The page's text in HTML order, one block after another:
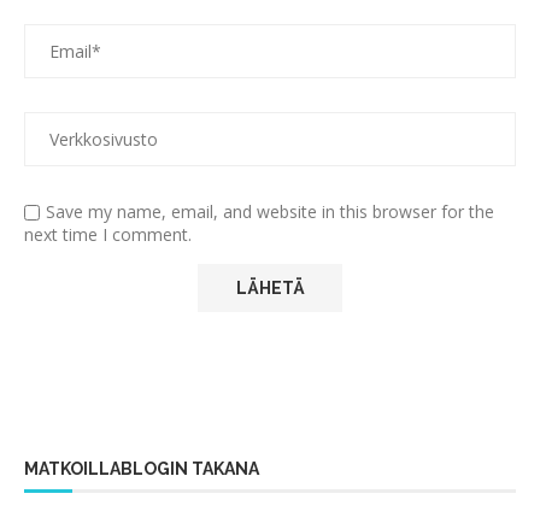
Save my name, email, and website in this browser for the
next time I comment.
MATKOILLABLOGIN TAKANA